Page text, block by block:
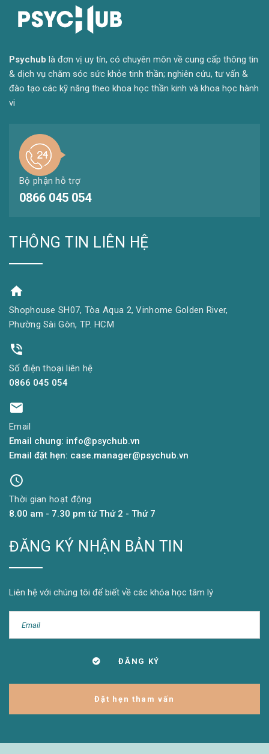
Psychub là đơn vị uy tín, có chuyên môn về cung cấp thông tin
& dịch vụ chăm sóc sức khỏe tinh thần; nghiên cứu, tư vấn &
đào tạo các kỹ năng theo khoa học thần kinh và khoa học hành
vi
Bộ phận hỗ trợ
0866 045 054
THÔNG TIN LIÊN HỆ
Shophouse SH07, Tòa Aqua 2, Vinhome Golden River,
Phường Sài Gòn, TP. HCM
Số điện thoại liên hệ
0866 045 054
Email
Email chung: info@psychub.vn
Email đặt hẹn: case.manager@psychub.vn
Thời gian hoạt động
8.00 am - 7.30 pm từ Thứ 2 - Thứ 7
ĐĂNG KÝ NHẬN BẢN TIN
Liên hệ với chúng tôi để biết về các khóa học tâm lý
Đặt hẹn tham vấn